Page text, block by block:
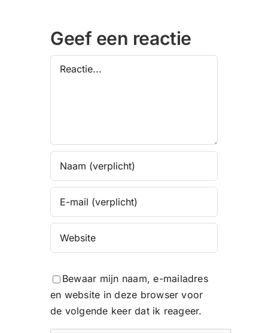
Geef een reactie
Bewaar mijn naam, e-mailadres
en website in deze browser voor
de volgende keer dat ik reageer.